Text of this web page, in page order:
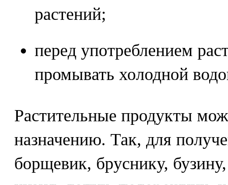
растений;
перед употреблением
промывать холодной
Растительные продукты
назначению. Так, для
борщевик, бруснику,